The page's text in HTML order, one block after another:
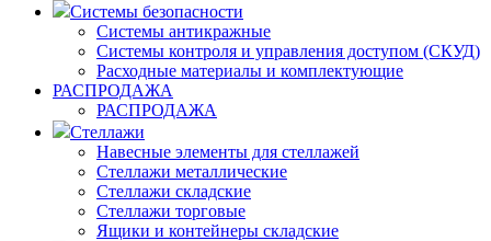
Системы безопасности
Системы антикражные
Системы контроля и управления доступом (СКУД)
Расходные материалы и комплектующие
РАСПРОДАЖА
РАСПРОДАЖА
Стеллажи
Навесные элементы для стеллажей
Стеллажи металлические
Стеллажи складские
Стеллажи торговые
Ящики и контейнеры складские